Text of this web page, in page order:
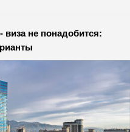
виза не понадобится: